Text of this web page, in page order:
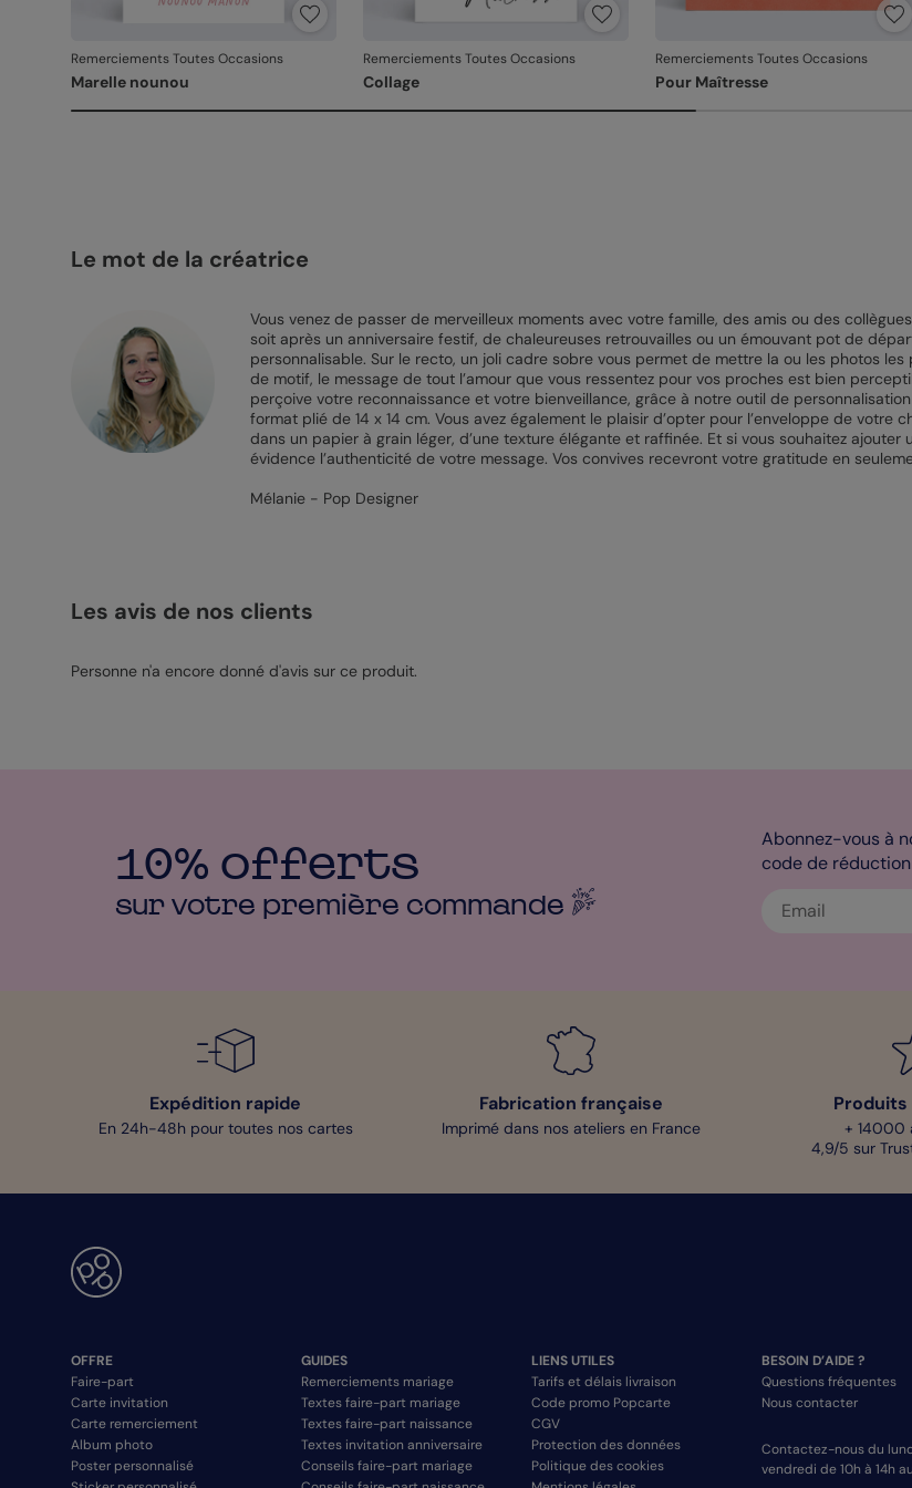
Remerciements Toutes Occasions
Marelle nounou
Remerciements Toutes Occasions
Collage
Remerciements Toutes Occasions
Pour Maîtresse
Le mot de la créatrice
Vous venez de passer de merveilleux moments avec votre famille, des amis ou des
soit après un anniversaire festif, de chaleureuses retrouvailles ou un émouvant pot de
personnalisable. Sur le recto, un joli cadre sobre vous permet de mettre la ou les photos
de motif, le message de tout l’amour que vous ressentez pour vos proches est bien
perçoive votre reconnaissance et votre bienveillance, grâce à notre outil de personnalisation
format plié de 14 x 14 cm. Vous avez également le plaisir d’opter pour l’enveloppe de
dans un papier à grain léger, d’une texture élégante et raffinée. Et si vous souhaitez
évidence l’authenticité de votre message. Vos convives recevront votre gratitude en
Mélanie - Pop Designer
Les avis de nos clients
Personne n'a encore donné d'avis sur ce produit.
10% offerts
sur votre première commande
Abonnez-vous à
code de
Expédition rapide
En 24h-48h pour toutes nos cartes
Fabrication française
Imprimé dans nos ateliers en France
Produits
+ 14000
4,9/5 sur
OFFRE
Faire-part
Carte invitation
Carte remerciement
Album photo
Poster personnalisé
GUIDES
Remerciements mariage
Textes faire-part mariage
Textes faire-part naissance
Textes invitation anniversaire
Conseils faire-part mariage
LIENS UTILES
Tarifs et délais livraison
Code promo Popcarte
CGV
Protection des données
Politique des cookies
BESOIN D’AIDE ?
Questions fréquentes
Nous contacter
Contactez-nous du
vendredi de 10h à 14h